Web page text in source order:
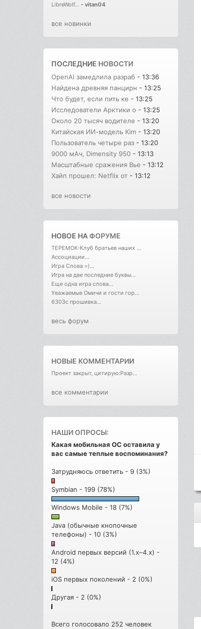
LibreWolf... - vitan04
все новинки
ПОСЛЕДНИЕ НОВОСТИ
OpenAI замедлила разраб - 13:36
Найдена древняя панцирн - 13:25
Что будет, если пить ке - 13:25
Исследователи Арктики о - 13:25
Около 20 тысяч водителе - 13:20
Китайская ИИ-модель Kim - 13:20
Пользователь четыре раз - 13:20
9000 мАч, Dimensity 950 - 13:13
Масштабные сражения Вье - 13:12
Хайп прошел: Netflix от - 13:12
все новости
НОВОЕ НАФОРУМЕ
ТЕРЕМОК-Клуб братьев наших ...
Ассоциации...
Игра Слова =)...
Игра на две последние буквы...
Еще одна игра слова...
Уважаемые Омичи и гости гор...
6303с прошивка...
весь форум
НОВЫЕ КОММЕНТАРИИ
Проект закрыт, цитирую:Разр...
все комментарии
НАШИ ОПРОСЫ:
Какая мобильная ОС оставила у
вас самые теплые воспоминания?
Затрудняюсь ответить - 9 (3%)
Symbian - 199 (78%)
Windows Mobile - 18 (7%)
Java (обычные кнопочные
телефоны) - 10 (3%)
Android первых версий (1.x–4.x) -
12 (4%)
iOS первых поколений - 2 (0%)
Другая - 2 (0%)
Всего голосовало 252 человек